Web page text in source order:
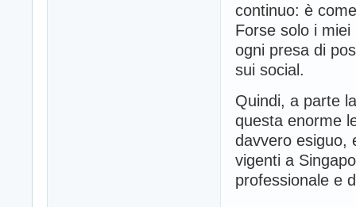
continuo: è
Forse solo i
ogni presa di
sui social.
Quindi, a parte
questa enorme
davvero esiguo,
vigenti a
professionale e